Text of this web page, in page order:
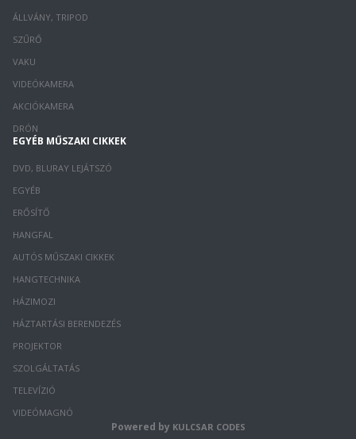
ÁLLVÁNY, TRIPOD
SZŰRŐ
VAKU
VIDEÓKAMERA
AKCIÓKAMERA
DRÓN
EGYÉB MŰSZAKI CIKKEK
DVD, BLURAY LEJÁTSZÓ
EGYÉB
ERŐSÍTŐ
HANGFAL
AUTÓS MŰSZAKI CIKKEK
HANGTECHNIKA
HÁZIMOZI
HÁZTARTÁSI BERENDEZÉS
PROJEKTOR
SZOLGÁLTATÁS
TELEVÍZIÓ
VIDEÓMAGNÓ
Powered by KULCSAR CODES